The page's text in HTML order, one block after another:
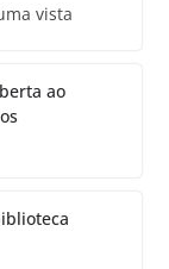
vista
ao